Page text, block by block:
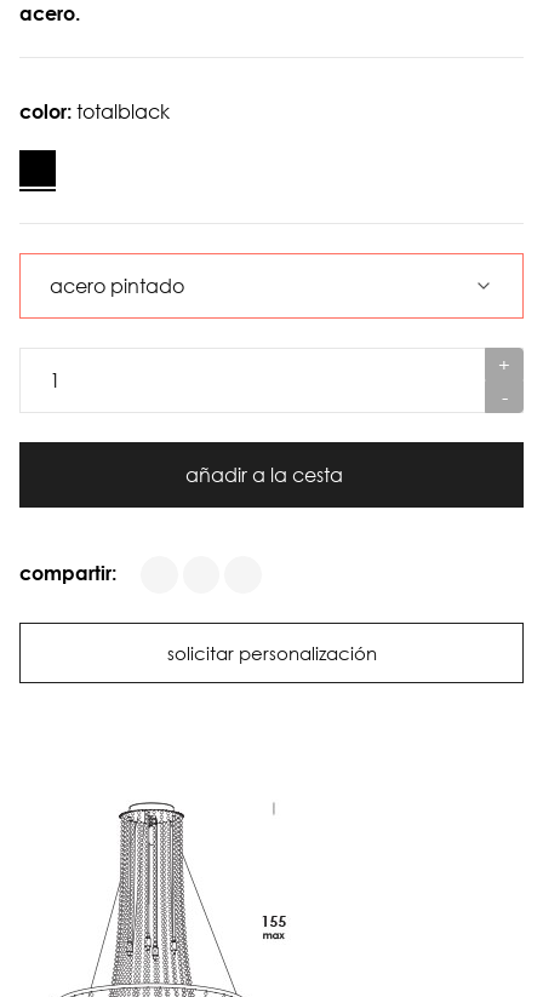
acero.
color: totalblack
+
-
añadir a la cesta
compartir:
solicitar personalización